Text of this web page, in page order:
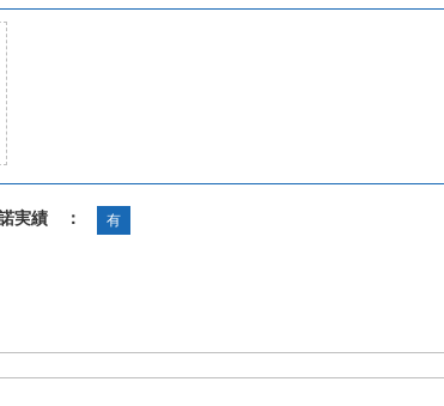
実績 ： 有